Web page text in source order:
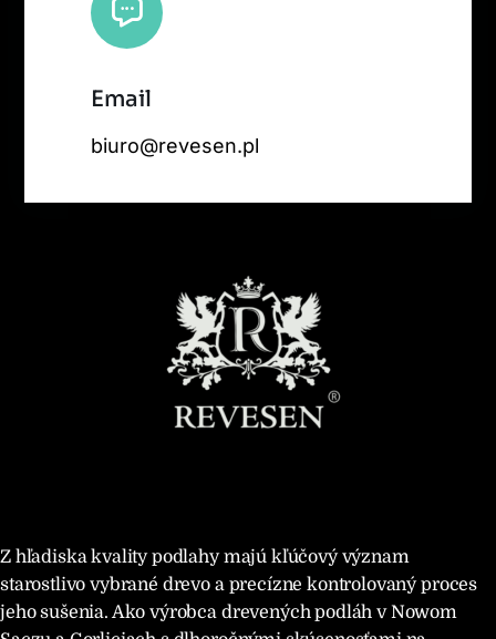
Email
biuro@revesen.pl
Z hľadiska kvality podlahy majú kľúčový význam
starostlivo vybrané drevo a precízne kontrolovaný proces
jeho sušenia. Ako výrobca drevených podláh v Nowom